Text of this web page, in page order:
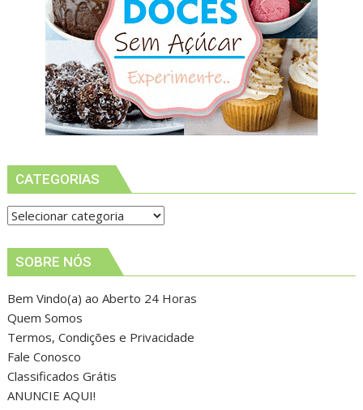
CATEGORIAS
Categorias
SOBRE NÓS
Bem Vindo(a) ao Aberto 24 Horas
Quem Somos
Termos, Condições e Privacidade
Fale Conosco
Classificados Grátis
ANUNCIE AQUI!